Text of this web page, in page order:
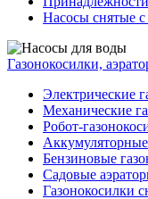
Насосы снятые
Газонокосилки,
Электрические
Механические
Робот-
Бензиновые
Садовые
Газонокосилки